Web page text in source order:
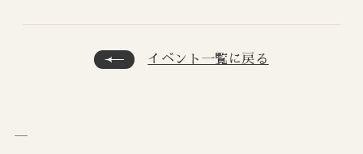
イベント一覧に戻る